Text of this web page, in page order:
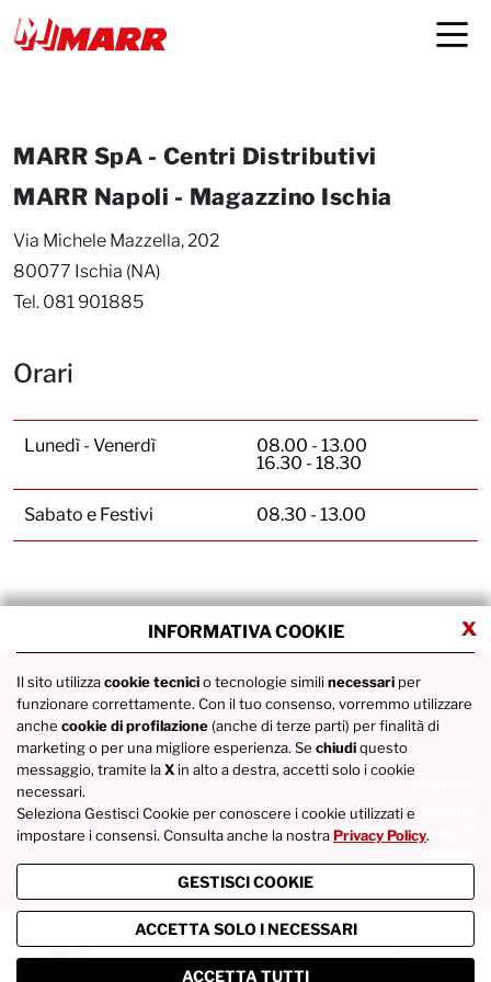
x
INFORMATIVA COOKIE
Il sito utilizzacookie tecnicio tecnologie similinecessari per
funzionare correttamente. Con il tuo consenso, vorremmo utilizzare
anche cookie di profilazione(anche di terze parti) per finalità di
marketing o per una migliore esperienza. Se chiudiquesto
messaggio, tramite laX in alto a destra, accetti solo i cookie
necessari.
Seleziona Gestisci Cookie per conoscere i cookie utilizzati e
impostare i consensi. Consulta anche la nostraPrivacy Policy.
GESTISCI COOKIE
ACCETTA SOLO I NECESSARI
ACCETTA TUTTI
MARR SpA - Centri Distributivi
MARR Napoli - Magazzino Ischia
Via Michele Mazzella, 202
80077 Ischia (NA)
Tel. 081 901885
Orari
Lunedì - Venerdì
08.00 - 13.00
16.30 - 18.30
Sabato e Festivi 08.30 - 13.00
MARR SpA
via Spagna 20 - 47921 Rimini
Tel. +39 0541746111 / Fax +39 0541742422 / P.IVA IT02686290400 /
COD. FISC. 01836980365
DICHIARAZIONE DI ACCESSIBILITÀ
SEGNALAZIONI DI ACCESSIBILITÀ